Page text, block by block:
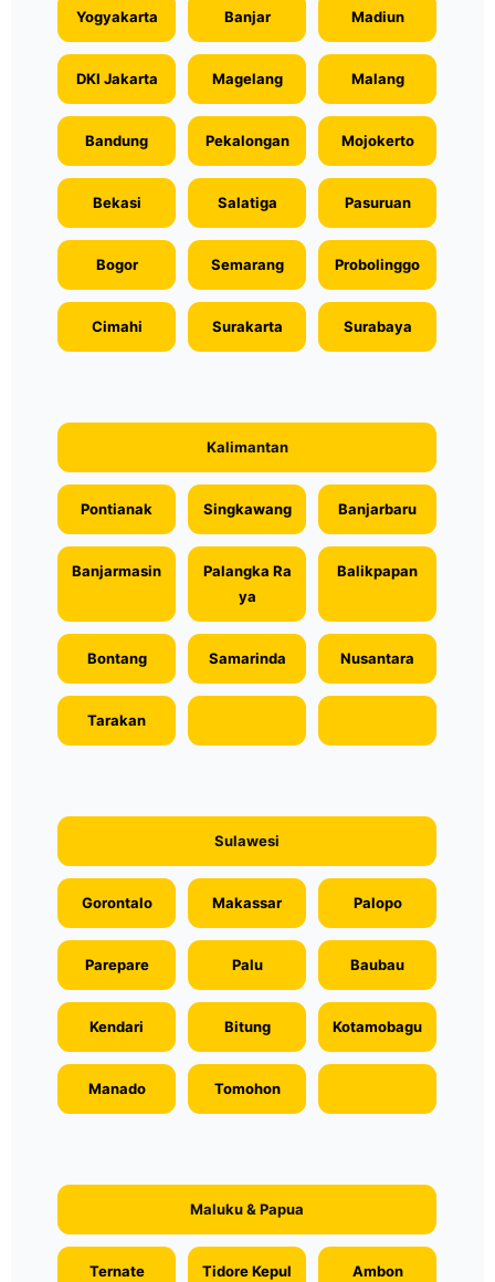
Yogyakarta Banjar Madiun
DKI Jakarta Magelang Malang
Bandung Pekalongan Mojokerto
Bekasi Salatiga Pasuruan
Bogor Semarang Probolinggo
Cimahi Surakarta Surabaya
Kalimantan
Pontianak Singkawang Banjarbaru
Banjarmasin
Palangka Ra
ya
Balikpapan
Bontang Samarinda Nusantara
Tarakan
Sulawesi
Gorontalo Makassar Palopo
Parepare Palu Baubau
Kendari Bitung Kotamobagu
Manado Tomohon
Maluku & Papua
Ternate Tidore Kepul Ambon